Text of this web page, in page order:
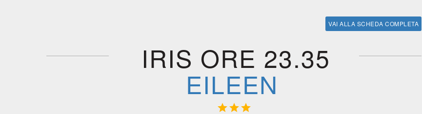
VAI ALLA SCHEDA COMPLETA
IRIS ORE 23.35
EILEEN
